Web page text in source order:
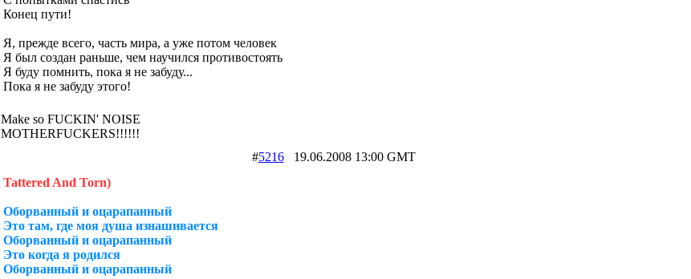
Конец пути!
Я, прежде всего, часть мира, а уже потом человек
Я был создан раньше, чем научился противостоять
Я буду помнить, пока я не забуду...
Пока я не забуду этого!
Make so FUCKIN' NOISE
MOTHERFUCKERS!!!!!!
#521619.06.2008 13:00 GMT
Tattered And Torn)
Оборванный и оцарапанный
Это там, где моя душа изнашивается
Оборванный и оцарапанный
Это когда я родился
Оборванный и оцарапанный